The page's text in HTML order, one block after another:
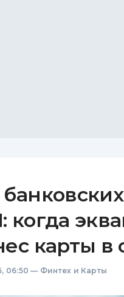
когда
карты в
06:50 — Финтех и Карты